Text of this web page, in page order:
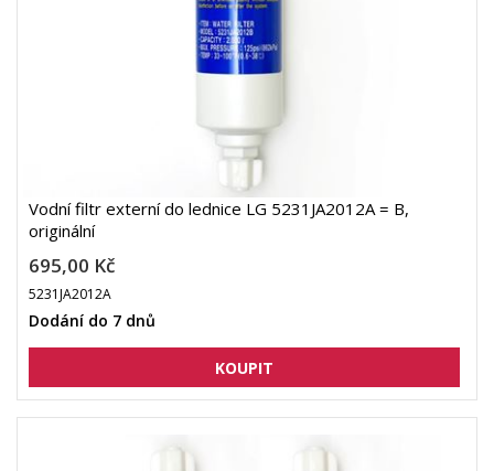
Vodní filtr externí do lednice LG 5231JA2012A = B,
originální
695,00 Kč
5231JA2012A
Dodání do 7 dnů